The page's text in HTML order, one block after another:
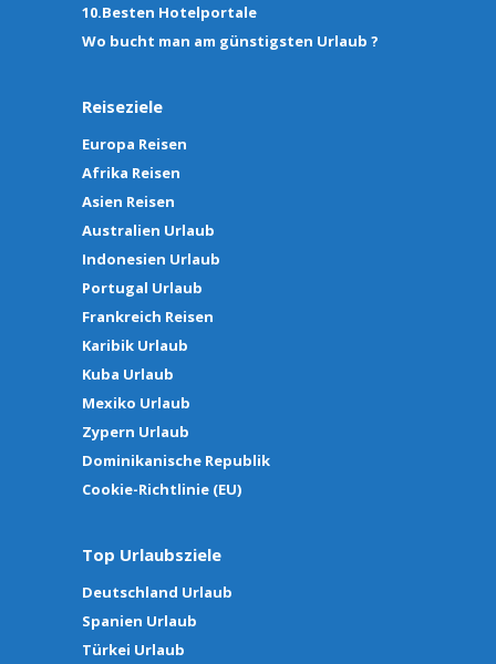
10.Besten Hotelportale
Wo bucht man am günstigsten Urlaub ?
Reiseziele
Europa Reisen
Afrika Reisen
Asien Reisen
Australien Urlaub
Indonesien Urlaub
Portugal Urlaub
Frankreich Reisen
Karibik Urlaub
Kuba Urlaub
Mexiko Urlaub
Zypern Urlaub
Dominikanische Republik
Cookie-Richtlinie (EU)
Top Urlaubsziele
Deutschland Urlaub
Spanien Urlaub
Türkei Urlaub